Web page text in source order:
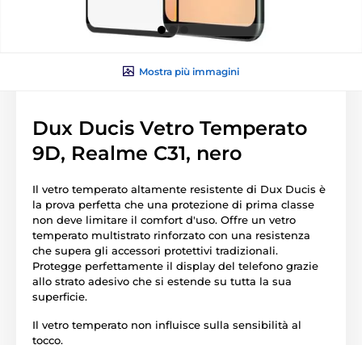
Mostra più immagini
Dux Ducis Vetro Temperato
9D, Realme C31, nero
Il vetro temperato altamente resistente di Dux Ducis è
la prova perfetta che una protezione di prima classe
non deve limitare il comfort d'uso. Offre un vetro
temperato multistrato rinforzato con una resistenza
che supera gli accessori protettivi tradizionali.
Protegge perfettamente il display del telefono grazie
allo strato adesivo che si estende su tutta la sua
superficie.
Il vetro temperato non influisce sulla sensibilità al
tocco.